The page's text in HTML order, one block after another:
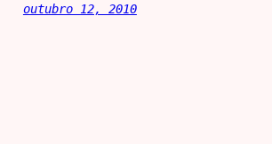
outubro 12, 2010